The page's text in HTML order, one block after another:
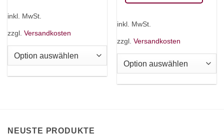
weist
mehrere
auf.
gewählt
inkl. MwSt.
zzgl. Versandkosten
mehrere
auf.
inkl. MwSt.
zzgl. Versandkosten
NEUSTE PRODUKTE